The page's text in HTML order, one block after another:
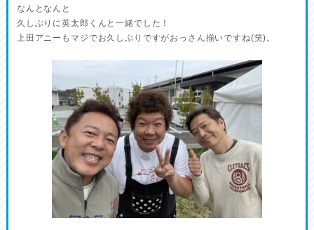
なんとなんと
久しぶりに英太郎くんと一緒でした！
上田アニーもマジでお久しぶりですがおっさん揃いですね(笑)。